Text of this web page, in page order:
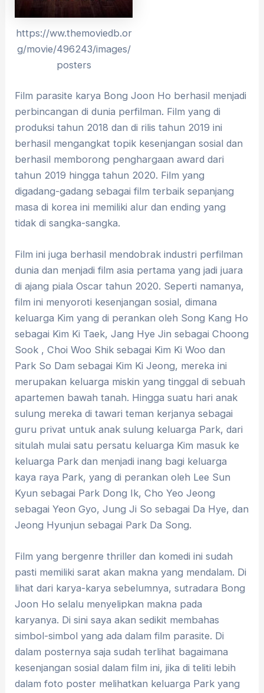
https://ww.themoviedb.or
g/movie/496243/images/
posters
Film parasite karya Bong Joon Ho berhasil menjadi
perbincangan di dunia perfilman. Film yang di
produksi tahun 2018 dan di rilis tahun 2019 ini
berhasil mengangkat topik kesenjangan sosial dan
berhasil memborong penghargaan award dari
tahun 2019 hingga tahun 2020. Film yang
digadang-gadang sebagai film terbaik sepanjang
masa di korea ini memiliki alur dan ending yang
tidak di sangka-sangka.
Film ini juga berhasil mendobrak industri perfilman
dunia dan menjadi film asia pertama yang jadi juara
di ajang piala Oscar tahun 2020. Seperti namanya,
film ini menyoroti kesenjangan sosial, dimana
keluarga Kim yang di perankan oleh Song Kang Ho
sebagai Kim Ki Taek, Jang Hye Jin sebagai Choong
Sook , Choi Woo Shik sebagai Kim Ki Woo dan
Park So Dam sebagai Kim Ki Jeong, mereka ini
merupakan keluarga miskin yang tinggal di sebuah
apartemen bawah tanah. Hingga suatu hari anak
sulung mereka di tawari teman kerjanya sebagai
guru privat untuk anak sulung keluarga Park, dari
situlah mulai satu persatu keluarga Kim masuk ke
keluarga Park dan menjadi inang bagi keluarga
kaya raya Park, yang di perankan oleh Lee Sun
Kyun sebagai Park Dong Ik, Cho Yeo Jeong
sebagai Yeon Gyo, Jung Ji So sebagai Da Hye, dan
Jeong Hyunjun sebagai Park Da Song.
Film yang bergenre thriller dan komedi ini sudah
pasti memiliki sarat akan makna yang mendalam. Di
lihat dari karya-karya sebelumnya, sutradara Bong
Joon Ho selalu menyelipkan makna pada
karyanya. Di sini saya akan sedikit membahas
simbol-simbol yang ada dalam film parasite. Di
dalam posternya saja sudah terlihat bagaimana
kesenjangan sosial dalam film ini, jika di teliti lebih
dalam foto poster melihatkan keluarga Park yang